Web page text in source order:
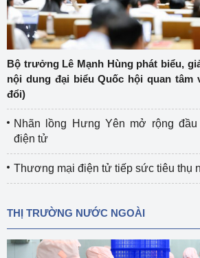
Bộ trưởng Lê Mạnh Hùng phát biểu,
nội dung đại biểu Quốc hội quan tâm
đổi)
Nhãn lồng Hưng Yên mở rộng
điện tử
Thương mại điện tử tiếp sức tiêu thụ
THỊ TRƯỜNG NƯỚC NGOÀI